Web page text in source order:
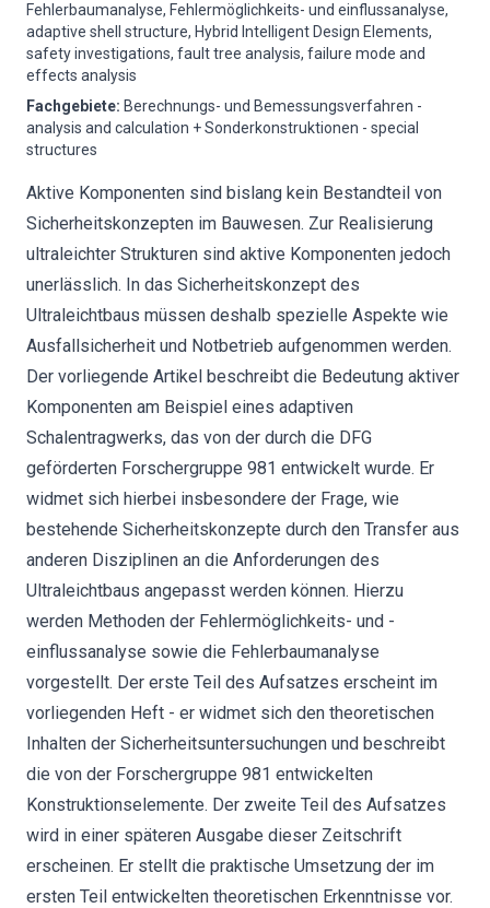
Fehlerbaumanalyse, Fehlermöglichkeits- und einflussanalyse,
adaptive shell structure, Hybrid Intelligent Design Elements,
safety investigations, fault tree analysis, failure mode and
effects analysis
Fachgebiete: Berechnungs- und Bemessungsverfahren -
analysis and calculation + Sonderkonstruktionen - special
structures
Aktive Komponenten sind bislang kein Bestandteil von
Sicherheitskonzepten im Bauwesen. Zur Realisierung
ultraleichter Strukturen sind aktive Komponenten jedoch
unerlässlich. In das Sicherheitskonzept des
Ultraleichtbaus müssen deshalb spezielle Aspekte wie
Ausfallsicherheit und Notbetrieb aufgenommen werden.
Der vorliegende Artikel beschreibt die Bedeutung aktiver
Komponenten am Beispiel eines adaptiven
Schalentragwerks, das von der durch die DFG
geförderten Forschergruppe 981 entwickelt wurde. Er
widmet sich hierbei insbesondere der Frage, wie
bestehende Sicherheitskonzepte durch den Transfer aus
anderen Disziplinen an die Anforderungen des
Ultraleichtbaus angepasst werden können. Hierzu
werden Methoden der Fehlermöglichkeits- und -
einflussanalyse sowie die Fehlerbaumanalyse
vorgestellt. Der erste Teil des Aufsatzes erscheint im
vorliegenden Heft - er widmet sich den theoretischen
Inhalten der Sicherheitsuntersuchungen und beschreibt
die von der Forschergruppe 981 entwickelten
Konstruktionselemente. Der zweite Teil des Aufsatzes
wird in einer späteren Ausgabe dieser Zeitschrift
erscheinen. Er stellt die praktische Umsetzung der im
ersten Teil entwickelten theoretischen Erkenntnisse vor.